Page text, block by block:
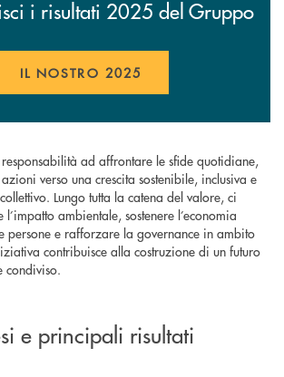
i risultati 2025 del Gruppo
IL NOSTRO 2025
ad affrontare le sfide quotidiane,
verso una crescita sostenibile, inclusiva e
Lungo tutta la catena del valore, ci
ambientale, sostenere l’economia
persone e rafforzare la governance in ambito
contribuisce alla costruzione di un futuro
condiviso.
e principali risultati